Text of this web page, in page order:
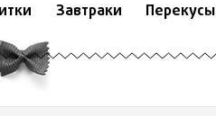
Завтраки Перекусы